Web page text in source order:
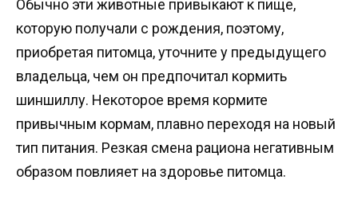
Обычно эти животные привыкают к пище,
которую получали с рождения, поэтому,
приобретая питомца, уточните у предыдущего
владельца, чем он предпочитал кормить
шиншиллу. Некоторое время кормите
привычным кормам, плавно переходя на новый
тип питания. Резкая смена рациона негативным
образом повлияет на здоровье питомца.